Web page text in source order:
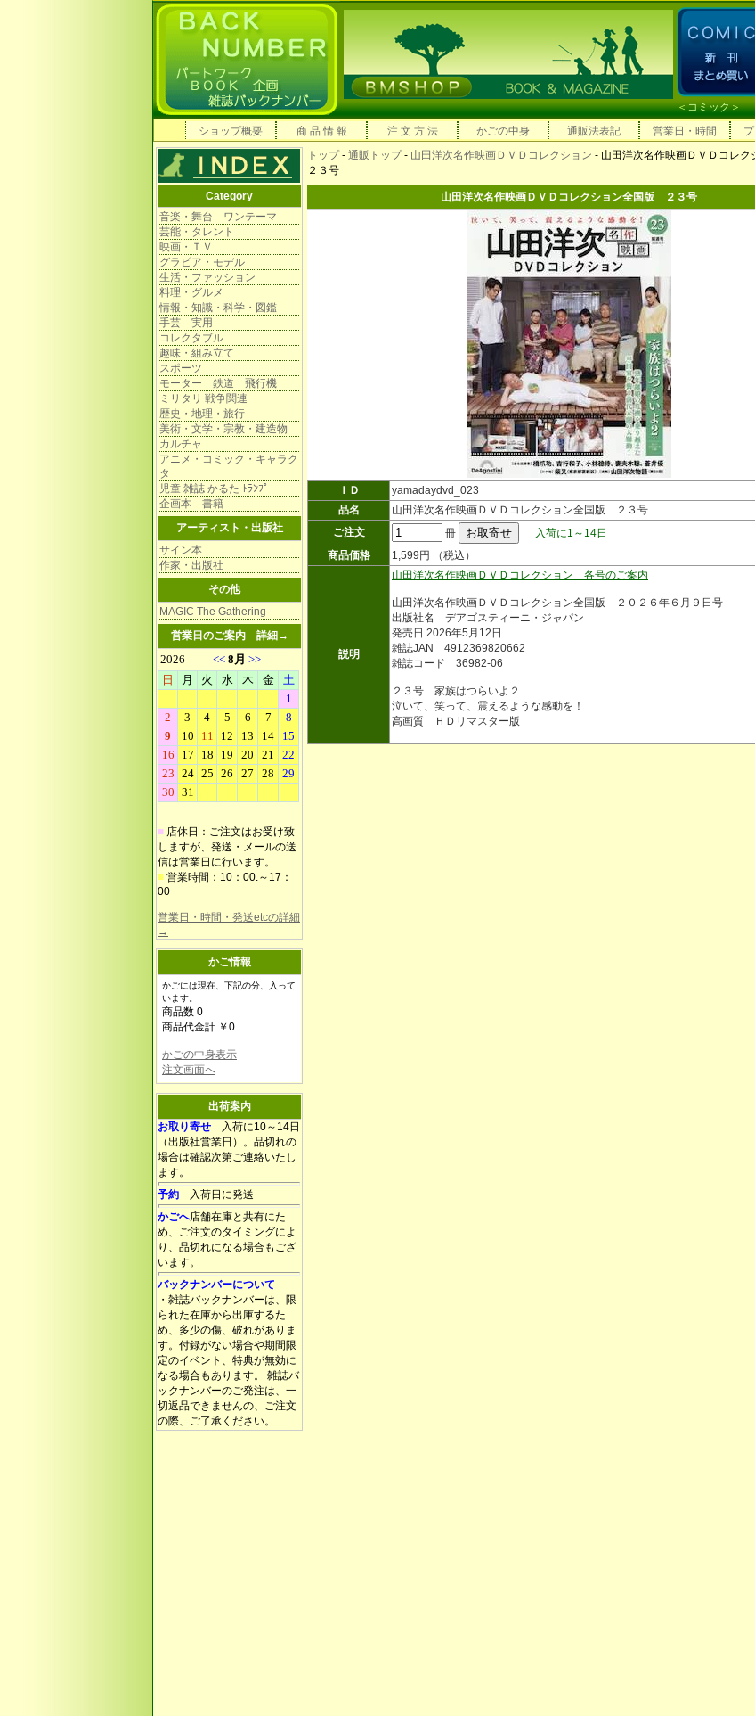
＜コミック
ショップ概要
商 品 情 報 注 文 方 法 かごの中身 通販法表記 営業日・時間
Category
音楽・舞台 ワンテーマ
芸能・タレント
映画・ＴＶ
グラビア・モデル
生活・ファッション
料理・グルメ
情報・知識・科学・図鑑
手芸 実用
コレクタブル
趣味・組み立て
スポーツ
モーター 鉄道 飛行機
ミリタリ 戦争関連
歴史・地理・旅行
美術・文学・宗教・建造物
カルチャ
アニメ・コミック・キャラク
タ
児童 雑誌 かるた ﾄﾗﾝﾌﾟ
企画本 書籍
アーティスト・出版社
サイン本
作家・出版社
その他
MAGIC The Gathering
営業日のご案内 詳細→
■ 店休日：ご注文はお受け致
しますが、発送・メールの送
信は営業日に行います。
■ 営業時間：10：00.～17：
00
営業日・時間・発送etcの詳細
→
かご情報
かごには現在、下記の分、入って
います。
商品数 0
商品代金計 ￥0
かごの中身表示
注文画面へ
出荷案内
お取り寄せ 入荷に10～14日
（出版社営業日）。品切れの
場合は確認次第ご連絡いたし
ます。
予約 入荷日に発送
かごへ店舗在庫と共有にた
め、ご注文のタイミングによ
り、品切れになる場合もござ
います。
バックナンバーについて
・雑誌バックナンバーは、限
られた在庫から出庫するた
め、多少の傷、破れがありま
す。付録がない場合や期間限
定のイベント、特典が無効に
なる場合もあります。 雑誌バ
ックナンバーのご発注は、一
切返品できませんの、ご注文
の際、ご了承ください。
トップ- 通販トップ- 山田洋次名作映画ＤＶＤコレクション - 山田洋次名作映画ＤＶＤコレ
２３号
山田洋次名作映画ＤＶＤコレクション全国版 ２３号
ＩＤ
yamadaydvd_023
品名
山田洋次名作映画ＤＶＤコレクション全国版 ２３号
ご注文
冊
入荷に1～14日
商品価格
1,599円 （税込）
説明
山田洋次名作映画ＤＶＤコレクション 各号のご案内
山田洋次名作映画ＤＶＤコレクション全国版 ２０２６年６月９日号
出版社名 デアゴスティーニ・ジャパン
発売日 2026年5月12日
雑誌JAN 4912369820662
雑誌コード 36982-06
２３号 家族はつらいよ２
泣いて、笑って、震えるような感動を！
高画質 ＨＤリマスター版